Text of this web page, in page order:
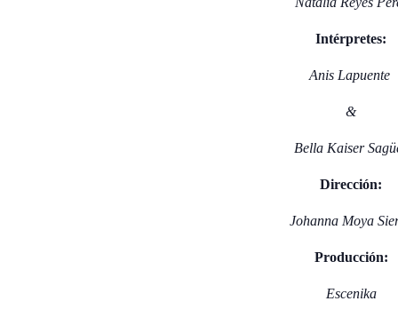
Intérpretes:
Anis Lapuente
&
Bella Kaiser
Dirección:
Johanna Moya
Producción:
Escenika